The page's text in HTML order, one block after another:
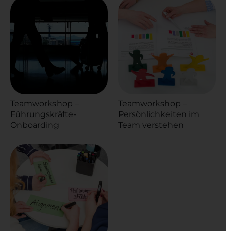
Teamworkshop –
Führungskräfte-
Onboarding
Teamworkshop –
Persönlichkeiten im
Team verstehen